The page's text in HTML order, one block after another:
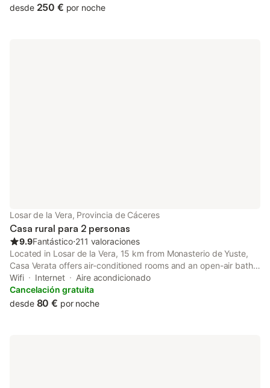
desde 250 € por noche
Losar de la Vera, Provincia de Cáceres
Casa rural para 2 personas
9.9Fantástico⋅211 valoraciones
Located in Losar de la Vera, 15 km from Monasterio de Yuste,
Casa Verata offers air-conditioned rooms and an open-air bath.
This 4-star country house offers a shared kitchen and full-day
security.
Wifi Internet
Aire acondicionado
Cancelación gratuita
desde 80 € por noche